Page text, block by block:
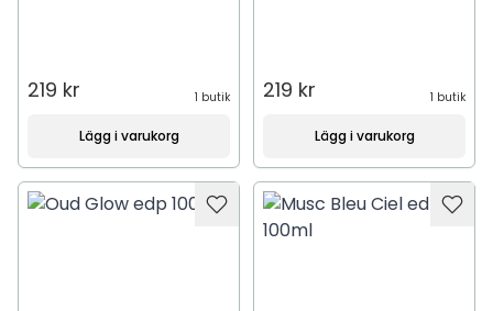
219 kr 1 butik
Lägg i varukorg
219 kr 1 butik
Lägg i varukorg